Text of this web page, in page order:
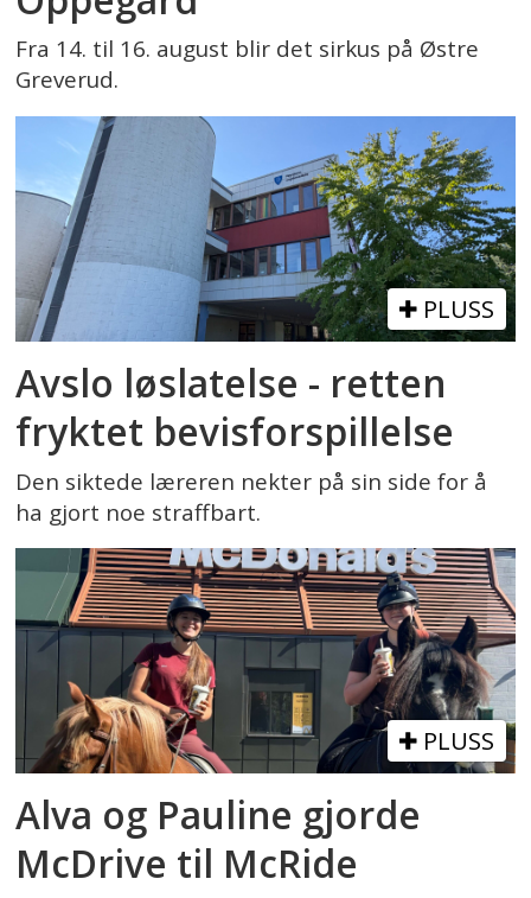
Fra 14. til 16. august blir det sirkus på Østre
Greverud.
PLUSS
Avslo løslatelse - retten
fryktet bevisforspillelse
Den siktede læreren nekter på sin side for å
ha gjort noe straffbart.
PLUSS
Alva og Pauline gjorde
McDrive til McRide